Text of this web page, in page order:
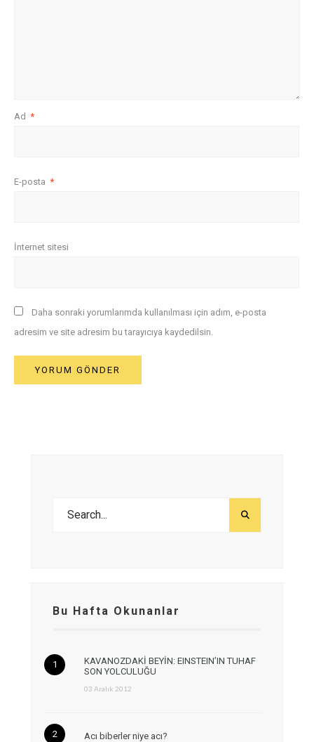
Ad *
E-posta *
İnternet sitesi
Daha sonraki yorumlarımda kullanılması için adım, e-posta
adresim ve site adresim bu tarayıcıya kaydedilsin.
Bu Hafta Okunanlar
KAVANOZDAKİ BEYİN: EINSTEIN’IN TUHAF
SON YOLCULUĞU
03 Aralık 2012
Acı biberler niye acı?